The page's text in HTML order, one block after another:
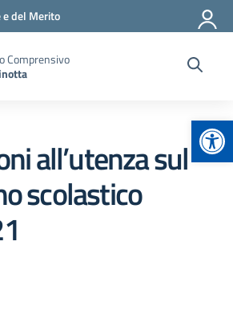
del Merito
Comprensivo
all’utenza sul
scolastico